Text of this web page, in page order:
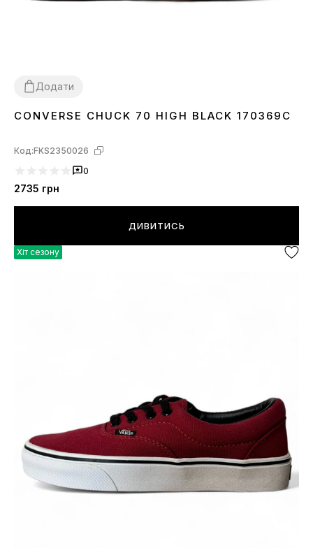
Додати
3637
CONVERSE CHUCK 70 HIGH BLACK 170369C
Код:FKS2350026
0
2735 грн
ДИВИТИСЬ
Хіт сезону